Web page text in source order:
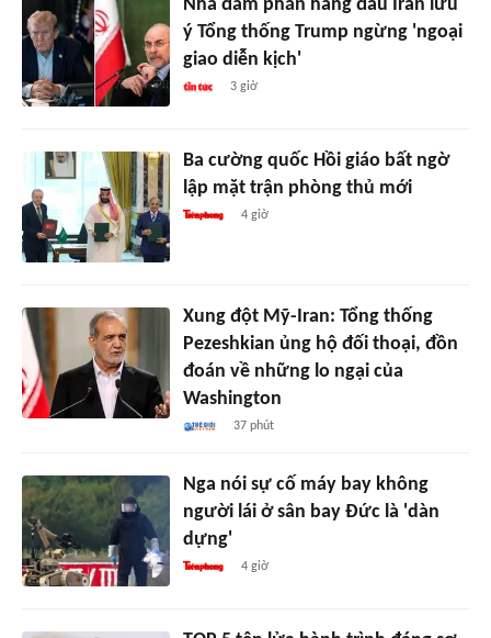
Nhà đàm phán hàng đầu Iran lưu
ý Tổng thống Trump ngừng 'ngoại
giao diễn kịch'
3 giờ
Ba cường quốc Hồi giáo bất ngờ
lập mặt trận phòng thủ mới
4 giờ
Xung đột Mỹ-Iran: Tổng thống
Pezeshkian ủng hộ đối thoại, đồn
đoán về những lo ngại của
Washington
37 phút
Nga nói sự cố máy bay không
người lái ở sân bay Đức là 'dàn
dựng'
4 giờ